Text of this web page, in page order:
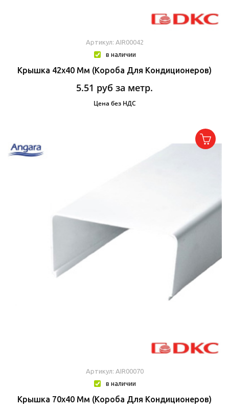
Артикул: AIR00042
в наличии
Крышка 42х40 Мм (короба Для Кондиционеров)
5.51 руб за метр.
Цена без НДС
Артикул: AIR00070
в наличии
Крышка 70х40 Мм (короба Для Кондиционеров)